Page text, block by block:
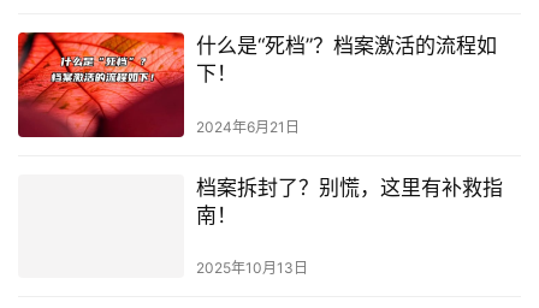
什么是“死档”？档案激活的流程如
下！
2024年6月21日
档案拆封了？别慌，这里有补救指
南！
2025年10月13日